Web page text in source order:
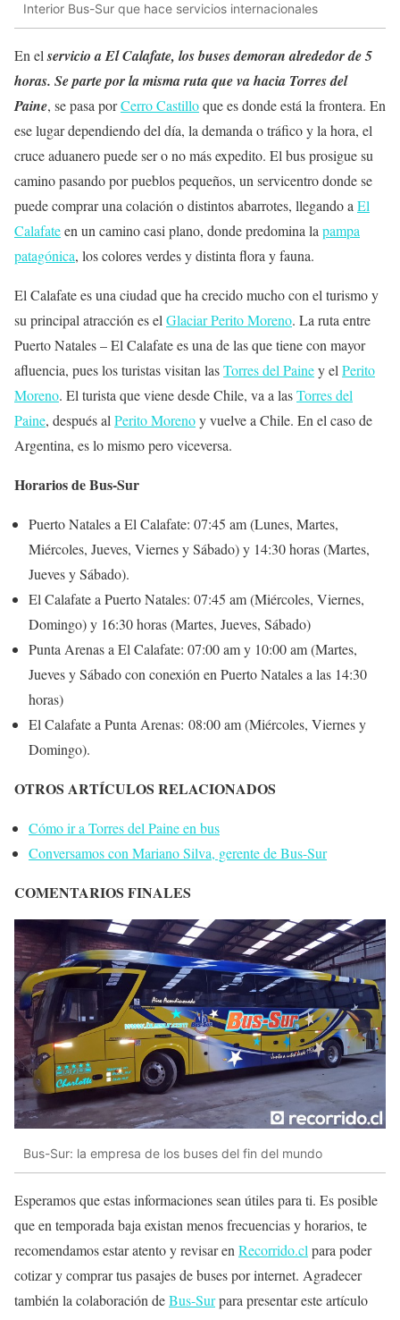
Interior Bus-Sur que hace servicios internacionales
En elservicio a El Calafate, los buses demoran alrededor de 5
horas. Se parte por la misma ruta que va hacia Torres del
Paine, se pasa porCerro Castilloque es donde está la frontera. En
ese lugar dependiendo del día, la demanda o tráfico y la hora, el
cruce aduanero puede ser o no más expedito. El bus prosigue su
camino pasando por pueblos pequeños, un servicentro donde se
puede comprar una colación o distintos abarrotes, llegando a El
Calafateen un camino casi plano, donde predomina la pampa
patagónica, los colores verdes y distinta flora y fauna.
El Calafate es una ciudad que ha crecido mucho con el turismo y
su principal atracción es el Glaciar Perito Moreno. La ruta entre
Puerto Natales – El Calafate es una de las que tiene con mayor
afluencia, pues los turistas visitan lasTorres del Painey el Perito
Moreno. El turista que viene desde Chile, va a lasTorres del
Paine, después al Perito Morenoy vuelve a Chile. En el caso de
Argentina, es lo mismo pero viceversa.
Horarios de Bus-Sur
Puerto Natales a El Calafate: 07:45 am (Lunes, Martes,
Miércoles, Jueves, Viernes y Sábado) y 14:30 horas (Martes,
Jueves y Sábado).
El Calafate a Puerto Natales: 07:45 am (Miércoles, Viernes,
Domingo) y 16:30 horas (Martes, Jueves, Sábado)
Punta Arenas a El Calafate: 07:00 am y 10:00 am (Martes,
Jueves y Sábado con conexión en Puerto Natales a las 14:30
horas)
El Calafate a Punta Arenas: 08:00 am (Miércoles, Viernes y
Domingo).
OTROS ARTÍCULOS RELACIONADOS
Cómo ir a Torres del Paine en bus
Conversamos con Mariano Silva, gerente de Bus-Sur
COMENTARIOS FINALES
Bus-Sur: la empresa de los buses del fin del mundo
Esperamos que estas informaciones sean útiles para ti. Es posible
que en temporada baja existan menos frecuencias y horarios, te
recomendamos estar atento y revisar en Recorrido.cl para poder
cotizar y comprar tus pasajes de buses por internet. Agradecer
también la colaboración deBus-Surpara presentar este artículo